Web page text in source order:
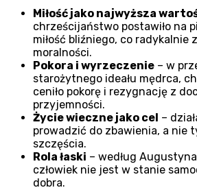
Miłość jako najwyższa
chrześcijaństwo postawiło na
miłość bliźniego, co radykalnie
moralności.
Pokora i wyrzeczenie – w
starożytnego ideału mędrca,
ceniło pokorę i rezygnację z
przyjemności.
Życie wieczne jako cel –
prowadzić do zbawienia, a nie
szczęścia.
Rola łaski – według
człowiek nie jest w stanie
dobra.